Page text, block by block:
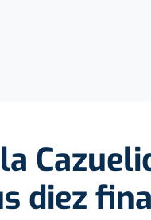
diez